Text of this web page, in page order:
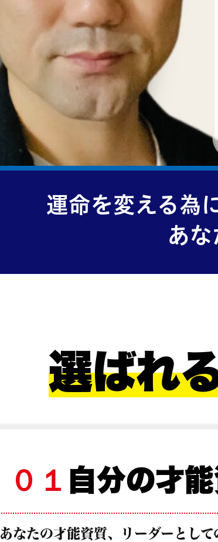
運命を変える為
あ
選ばれ
０１ 自分の才
あなたの才能資質、リーダーとして